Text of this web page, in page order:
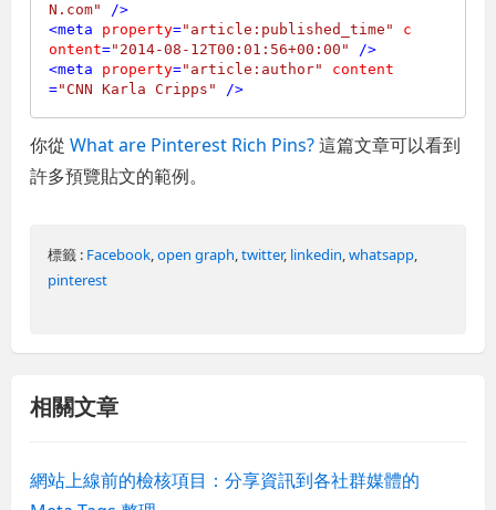
N.com"
/>
<meta property="article:published_time"
c
ontent="2014-08-12T00:01:56+00:00"
/>
<meta property="article:author"
content
="CNN Karla Cripps" />
你從What are Pinterest Rich Pins?這篇文章可以看到
許多預覽貼文的範例。
標籤 : Facebook,open graph,twitter, linkedin,whatsapp,
pinterest
相關文章
網站上線前的檢核項目：分享資訊到各社群媒體的